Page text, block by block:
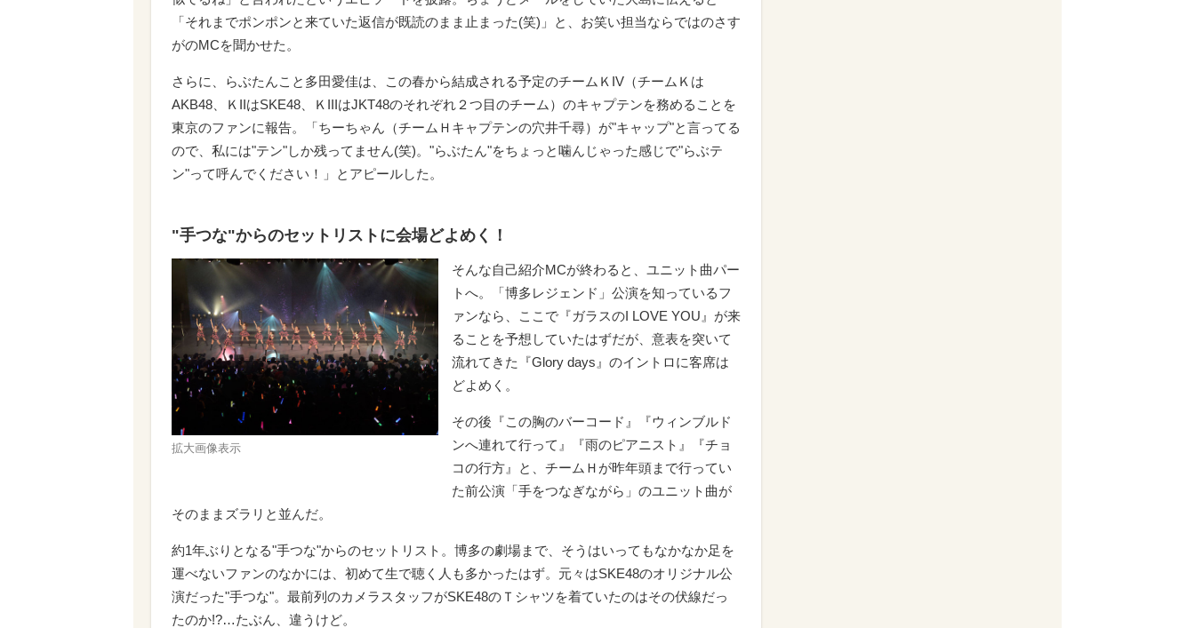
「それまでポンポンと来ていた返信が既読のまま止まった(笑)」と、お笑い担当ならではのさす
がのMCを聞かせた。
さらに、らぶたんこと多田愛佳は、この春から結成される予定のチームＫIV（チームＫは
AKB48、ＫIIはSKE48、ＫIIIはJKT48のそれぞれ２つ目のチーム）のキャプテンを務めることを
東京のファンに報告。「ちーちゃん（チームＨキャプテンの穴井千尋）が"キャップ"と言ってる
ので、私には"テン"しか残ってません(笑)。"らぶたん"をちょっと噛んじゃった感じで"らぶテ
ン"って呼んでください！」とアピールした。
"手つな"からのセットリストに会場どよめく！
拡大画像表示
そんな自己紹介MCが終わると、ユニット曲パー
トへ。「博多レジェンド」公演を知っているフ
ァンなら、ここで『ガラスのI LOVE YOU』が来
ることを予想していたはずだが、意表を突いて
流れてきた『Glory days』のイントロに客席は
どよめく。
その後『この胸のバーコード』『ウィンブルド
ンへ連れて行って』『雨のピアニスト』『チョ
コの行方』と、チームＨが昨年頭まで行ってい
た前公演「手をつなぎながら」のユニット曲が
そのままズラリと並んだ。
約1年ぶりとなる"手つな"からのセットリスト。博多の劇場まで、そうはいってもなかなか足を
運べないファンのなかには、初めて生で聴く人も多かったはず。元々はSKE48のオリジナル公
演だった"手つな"。最前列のカメラスタッフがSKE48のＴシャツを着ていたのはその伏線だっ
たのか!?…たぶん、違うけど。